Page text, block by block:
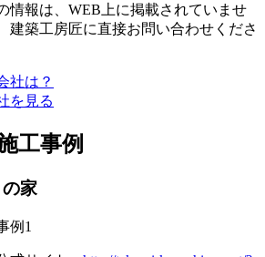
情報は、WEB上に掲載されていませ
建築工房匠に直接お問い合わせくださ
社は？
を見る
工事例
家